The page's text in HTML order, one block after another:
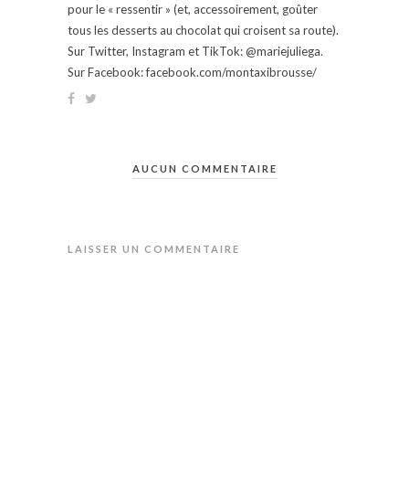
pour le « ressentir » (et, accessoirement, goûter
tous les desserts au chocolat qui croisent sa route).
Sur Twitter, Instagram et TikTok: @mariejuliega.
Sur Facebook: facebook.com/montaxibrousse/
AUCUN COMMENTAIRE
LAISSER UN COMMENTAIRE